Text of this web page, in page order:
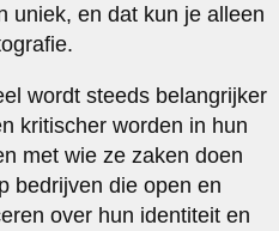
uniek, en dat kun je alleen
wordt steeds belangrijker
kritischer worden in hun
met wie ze zaken doen
bedrijven die open en
over hun identiteit en